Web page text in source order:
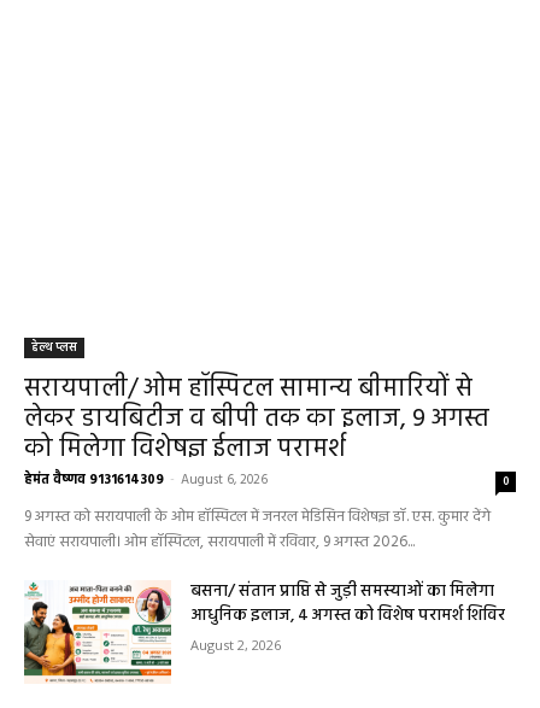
हेल्थ प्लस
सरायपाली/ ओम हॉस्पिटल सामान्य बीमारियों से
लेकर डायबिटीज व बीपी तक का इलाज, 9 अगस्त
को मिलेगा विशेषज्ञ ईलाज परामर्श
हेमंत वैष्णव 9131614309 - August 6, 2026 0
9 अगस्त को सरायपाली के ओम हॉस्पिटल में जनरल मेडिसिन विशेषज्ञ डॉ. एस. कुमार देंगे
सेवाएं सरायपाली। ओम हॉस्पिटल, सरायपाली में रविवार, 9 अगस्त 2026...
बसना/ संतान प्राप्ति से जुड़ी समस्याओं का मिलेगा
आधुनिक इलाज, 4 अगस्त को विशेष परामर्श शिविर
August 2, 2026